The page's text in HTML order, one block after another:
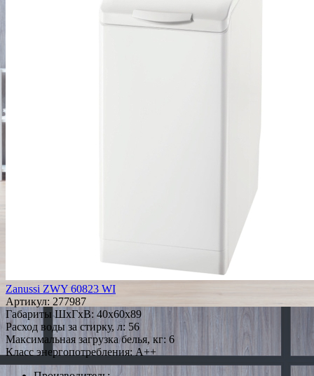
Zanussi ZWY 60823 WI
Артикул: 277987
Габариты ШxГxВ: 40x60x89
Расход воды за стирку, л: 56
Максимальная загрузка белья, кг: 6
Класс энергопотребления: A++